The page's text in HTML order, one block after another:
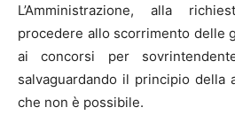
L’Amministrazione, alla
procedere allo scorrimento delle
ai concorsi per
salvaguardando il principio della
che non è possibile.